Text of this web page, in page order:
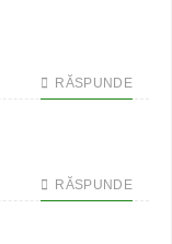
RĂSPUNDE
RĂSPUNDE